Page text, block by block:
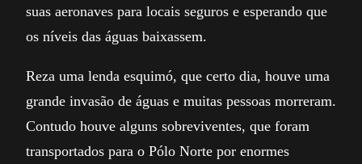
suas aeronaves para locais seguros e esperando que
os níveis das águas baixassem.
Reza uma lenda esquimó, que certo dia, houve uma
grande invasão de águas e muitas pessoas morreram.
Contudo houve alguns sobreviventes, que foram
transportados para o Pólo Norte por enormes